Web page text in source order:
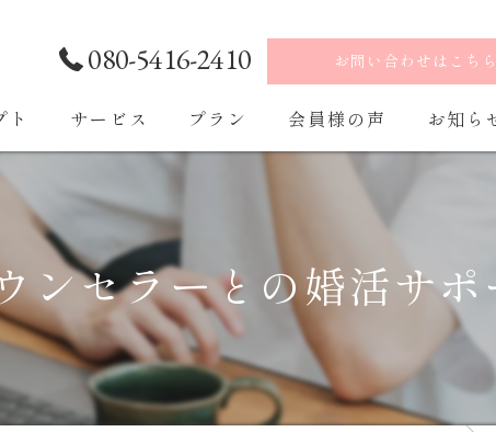
080-5416-2410 お問い合わせはこちら
ト サービス
ご入会・ご入会後の流れ
プラン 会員様の声 お知ら
ンセラーとの婚活サ